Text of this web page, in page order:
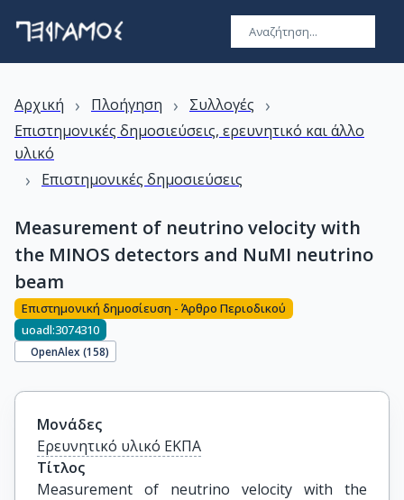
Αρχική › Πλοήγηση › Συλλογές ›
Επιστημονικές δημοσιεύσεις, ερευνητικό και άλλο
υλικό
› Επιστημονικές δημοσιεύσεις
Measurement of neutrino velocity with
the MINOS detectors and NuMI neutrino
beam
Επιστημονική δημοσίευση - Άρθρο Περιοδικού
uoadl:3074310
OpenAlex (158)
Μονάδες
Ερευνητικό υλικό ΕΚΠΑ
Τίτλος
Measurement of neutrino velocity with the